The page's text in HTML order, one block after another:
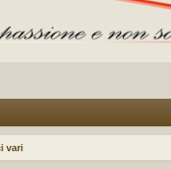
vari